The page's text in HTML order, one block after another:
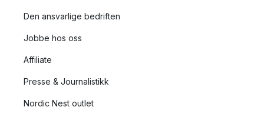
Den ansvarlige bedriften
Jobbe hos oss
Affiliate
Presse & Journalistikk
Nordic Nest outlet